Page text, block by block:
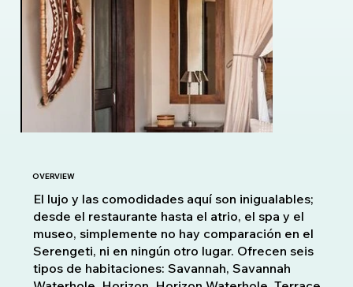
OVERVIEW
El lujo y las comodidades aquí son inigualables;
desde el restaurante hasta el atrio, el spa y el
museo, simplemente no hay comparación en el
Serengeti, ni en ningún otro lugar. Ofrecen seis
tipos de habitaciones: Savannah, Savannah